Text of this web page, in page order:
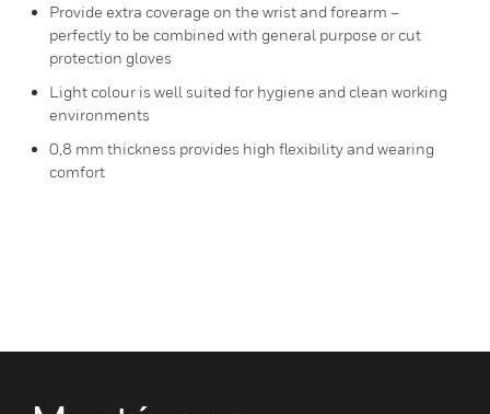
Provide extra coverage on the wrist and forearm –
perfectly to be combined with general purpose or cut
protection gloves
Light colour is well suited for hygiene and clean working
environments
0,8 mm thickness provides high flexibility and wearing
comfort